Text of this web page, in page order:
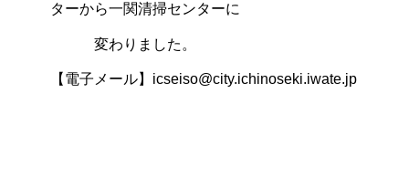
ターから一関清掃センターに
変わりました。
【電子メール】icseiso@city.ichinoseki.iwate.jp